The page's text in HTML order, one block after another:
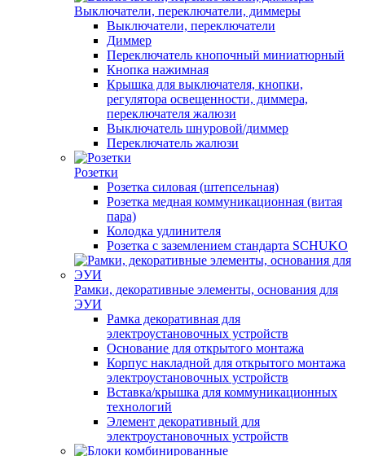
Выключатели, переключатели, диммеры
Выключатели, переключатели
Диммер
Переключатель кнопочный миниатюрный
Кнопка нажимная
Крышка для выключателя, кнопки,
регулятора освещенности, диммера,
переключателя жалюзи
Выключатель шнуровой/диммер
Переключатель жалюзи
Розетки
Розетка силовая (штепсельная)
Розетка медная коммуникационная (витая
пара)
Колодка удлинителя
Розетка с заземлением стандарта SCHUKO
Рамки, декоративные элементы, основания для
ЭУИ
Рамка декоративная для
электроустановочных устройств
Основание для открытого монтажа
Корпус накладной для открытого монтажа
электроустановочных устройств
Вставка/крышка для коммуникационных
технологий
Элемент декоративный для
электроустановочных устройств